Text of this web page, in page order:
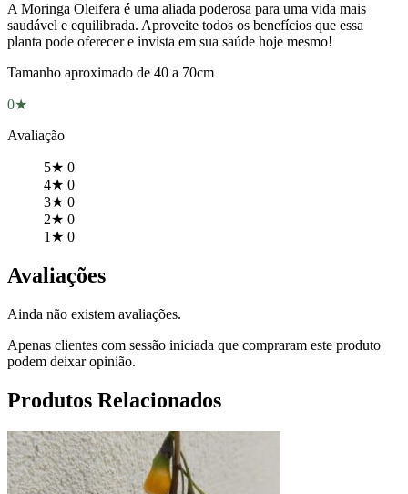
A Moringa Oleifera é uma aliada poderosa para uma vida mais
saudável e equilibrada. Aproveite todos os benefícios que essa
planta pode oferecer e invista em sua saúde hoje mesmo!
Tamanho aproximado de 40 a 70cm
0★
Avaliação
5★ 0
4★ 0
3★ 0
2★ 0
1★ 0
Avaliações
Ainda não existem avaliações.
Apenas clientes com sessão iniciada que compraram este produto
podem deixar opinião.
Produtos Relacionados